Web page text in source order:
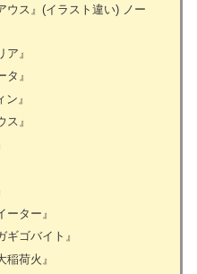
ウス』(イラスト違い) ノー
』
』
』
』
ター』
ゴバイト』
荷火』